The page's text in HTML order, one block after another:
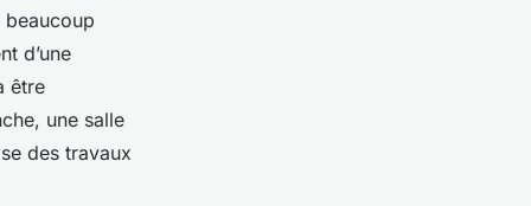
d’une
être
une salle
des travaux